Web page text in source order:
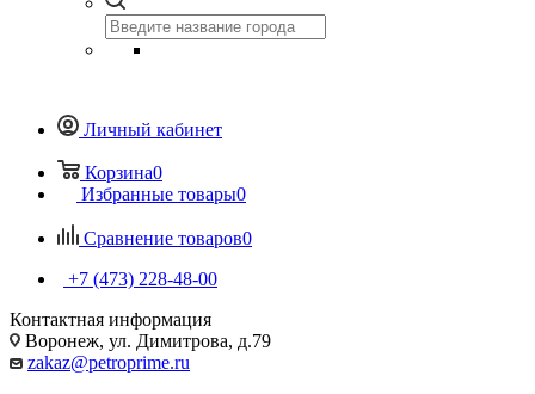
Личный кабинет
Корзина0
Избранные товары0
Сравнение товаров0
+7 (473) 228-48-00
Контактная информация
Воронеж, ул. Димитрова, д.79
zakaz@petroprime.ru